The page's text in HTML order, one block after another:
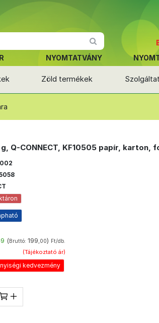
NYOMTATVÁNY
Zöld termékek
Q-CONNECT, KF10505 papír, karton,
(Bruttó: 199,00) Ft/db.
(Tájékoztató ár)
kedvezmény